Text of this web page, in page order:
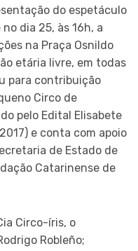
do espetáculo
dia 25, às 16h, a
na Praça Osnildo
etária livre, em todas
para contribuição
Circo de
pelo Edital Elisabete
e conta com apoio
de Estado de
Catarinense de
Circo-íris, o
Robleño;